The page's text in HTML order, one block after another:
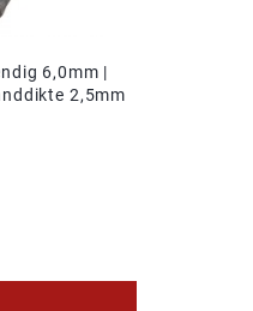
6,0mm |
2,5mm